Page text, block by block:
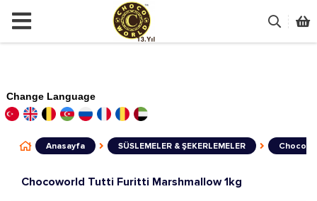
Change Language
Anasayfa SÜSLEMELER & ŞEKERLEMELER
Chocoworld Tutti Furitti Marshmallow 1kg